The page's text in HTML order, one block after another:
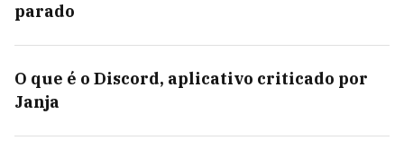
parado
O que é o Discord, aplicativo criticado por
Janja